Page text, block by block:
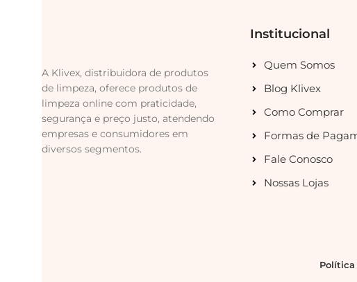
A Klivex, distribuidora de produtos
de limpeza, oferece produtos de
limpeza online com praticidade,
segurança e preço justo, atendendo
empresas e consumidores em
diversos segmentos.
Institucional
Quem Somos
Blog Klivex
Como Comprar
Formas de
Fale Conosco
Nossas Lojas